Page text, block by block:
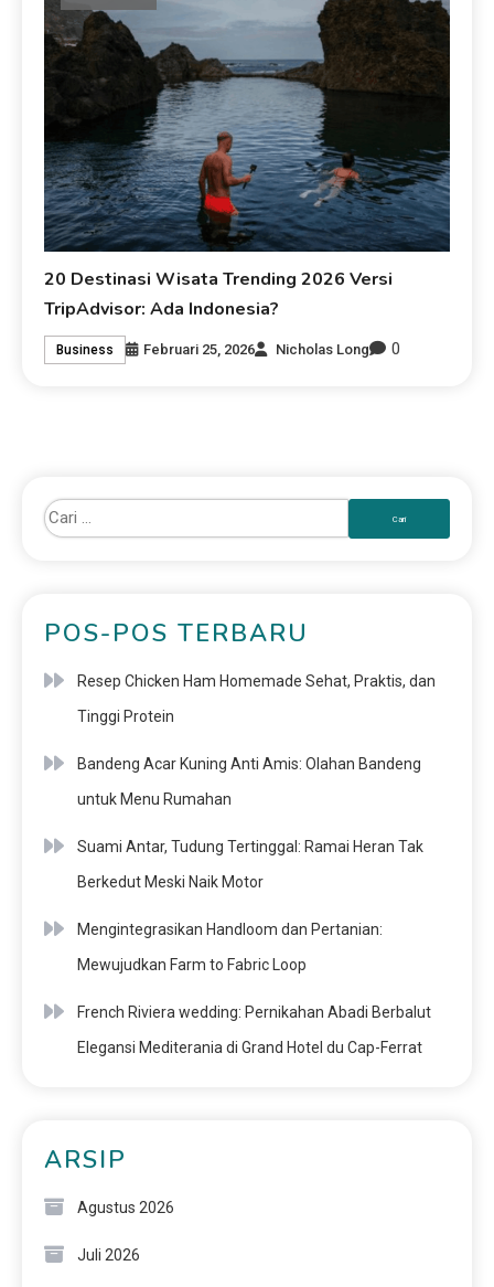
20 Destinasi Wisata Trending 2026 Versi
TripAdvisor: Ada Indonesia?
Business Februari 25, 2026 Nicholas Long 0
POS-POS TERBARU
Resep Chicken Ham Homemade Sehat, Praktis, dan
Tinggi Protein
Bandeng Acar Kuning Anti Amis: Olahan Bandeng
untuk Menu Rumahan
Suami Antar, Tudung Tertinggal: Ramai Heran Tak
Berkedut Meski Naik Motor
Mengintegrasikan Handloom dan Pertanian:
Mewujudkan Farm to Fabric Loop
French Riviera wedding: Pernikahan Abadi Berbalut
Elegansi Mediterania di Grand Hotel du Cap-Ferrat
ARSIP
Agustus 2026
Juli 2026